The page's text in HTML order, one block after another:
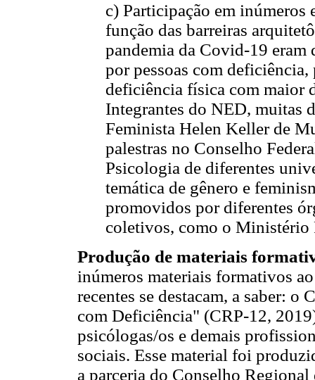
c) Participação em inúmeros
função das barreiras
pandemia da Covid-19 eram
por pessoas com
deficiência física com maior
Integrantes do NED, muitas
Feminista Helen Keller de
palestras no Conselho
Psicologia de diferentes
temática de gênero e
promovidos por diferentes
coletivos, como o Ministério
Produção de materiais
inúmeros materiais formativos
recentes se destacam, a saber: o
com Deficiência" (CRP-12,
psicólogas/os e demais
sociais. Esse material foi
a parceria do Conselho